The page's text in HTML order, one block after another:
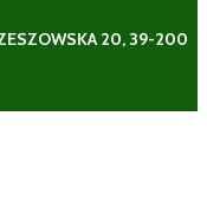
20, 39-200